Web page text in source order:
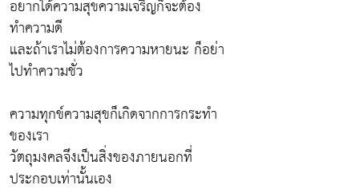
อยากได้ความสุขความเจริญก็จะต้อง
ทำความดี
และถ้าเราไม่ต้องการความหายนะ ก็อย่า
ไปทำความชั่ว
ความทุกข์ความสุขก็เกิดจากการกระทำ
ของเรา
วัตถุมงคลจึงเป็นสิ่งของภายนอกที่
ประกอบเท่านั้นเอง